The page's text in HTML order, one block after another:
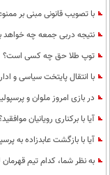
با تصویب قانونی مبنی بر
نتیجه دربی جمعه چه خواهد
توپ طلا حق چه کسی است؟
با انتقال پایتخت سیاسی و
در بازی امروز ملوان و
آیا با برکناری رویانیان
آیا با بازگشت عابدزاده به
به نظر شما، کدام تیم